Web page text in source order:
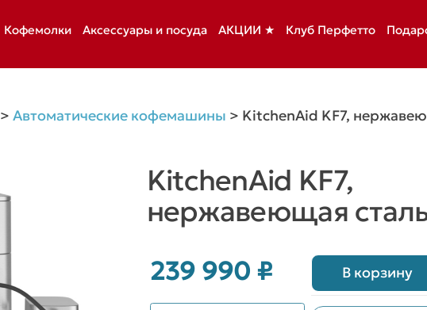
Кофемолки Аксессуары и посуда АКЦИИ ★ Клуб Перфетто
> Автоматические кофемашины > KitchenAid KF7,
KitchenAid KF7,
нержавеющая
239 990 ₽ В корзину